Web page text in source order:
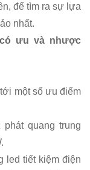
để tìm ra sự lựa
nhất.
ưu và nhược
một số ưu điểm
quang trung
led tiết kiệm điện